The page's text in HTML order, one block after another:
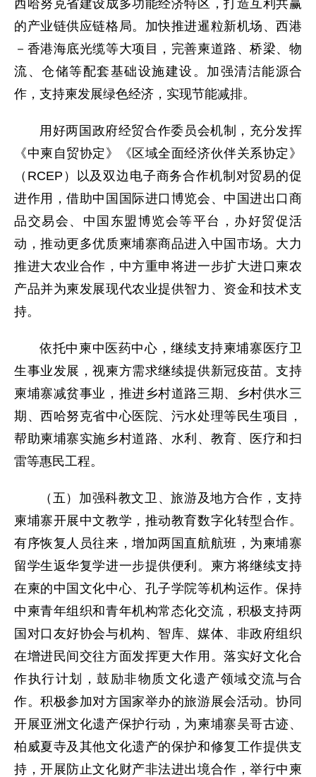
西哈努克省建设成多功能经济特区，打造互利共赢
的产业链供应链格局。加快推进暹粒新机场、西港
－香港海底光缆等大项目，完善柬道路、桥梁、物
流、仓储等配套基础设施建设。加强清洁能源合
作，支持柬发展绿色经济，实现节能减排。
用好两国政府经贸合作委员会机制，充分发挥
《中柬自贸协定》《区域全面经济伙伴关系协定》
（RCEP）以及双边电子商务合作机制对贸易的促
进作用，借助中国国际进口博览会、中国进出口商
品交易会、中国东盟博览会等平台，办好贸促活
动，推动更多优质柬埔寨商品进入中国市场。大力
推进大农业合作，中方重申将进一步扩大进口柬农
产品并为柬发展现代农业提供智力、资金和技术支
持。
依托中柬中医药中心，继续支持柬埔寨医疗卫
生事业发展，视柬方需求继续提供新冠疫苗。支持
柬埔寨减贫事业，推进乡村道路三期、乡村供水三
期、西哈努克省中心医院、污水处理等民生项目，
帮助柬埔寨实施乡村道路、水利、教育、医疗和扫
雷等惠民工程。
（五）加强科教文卫、旅游及地方合作，支持
柬埔寨开展中文教学，推动教育数字化转型合作。
有序恢复人员往来，增加两国直航航班，为柬埔寨
留学生返华复学进一步提供便利。柬方将继续支持
在柬的中国文化中心、孔子学院等机构运作。保持
中柬青年组织和青年机构常态化交流，积极支持两
国对口友好协会与机构、智库、媒体、非政府组织
在增进民间交往方面发挥更大作用。落实好文化合
作执行计划，鼓励非物质文化遗产领域交流与合
作。积极参加对方国家举办的旅游展会活动。协同
开展亚洲文化遗产保护行动，为柬埔寨吴哥古迹、
柏威夏寺及其他文化遗产的保护和修复工作提供支
持，开展防止文化财产非法进出境合作，举行中柬